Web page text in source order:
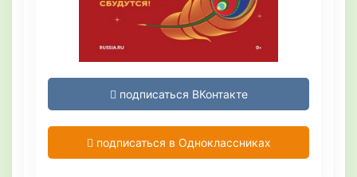
подписаться ВКонтакте
подписаться в Одноклассниках